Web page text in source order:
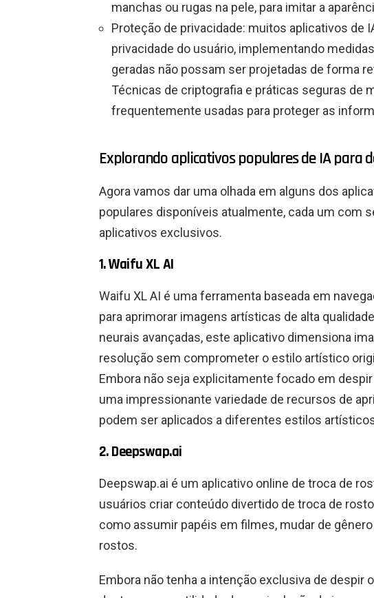
manchas ou rugas na pele, para imitar a
Proteção de privacidade: muitos aplicativos de
privacidade do usuário, implementando
geradas não possam ser projetadas de forma
Técnicas de criptografia e práticas seguras de
frequentemente usadas para proteger as
Explorando aplicativos populares de IA para
Agora vamos dar uma olhada em alguns dos
populares disponíveis atualmente, cada um com
aplicativos exclusivos.
1. Waifu XL AI
Waifu XL AI é uma ferramenta baseada em
para aprimorar imagens artísticas de alta
neurais avançadas, este aplicativo dimensiona
resolução sem comprometer o estilo artístico
Embora não seja explicitamente focado em
uma impressionante variedade de recursos de
podem ser aplicados a diferentes estilos
2. Deepswap.ai
Deepswap.ai é um aplicativo online de troca de
usuários criar conteúdo divertido de troca de
como assumir papéis em filmes, mudar de
rostos.
Embora não tenha a intenção exclusiva de despir